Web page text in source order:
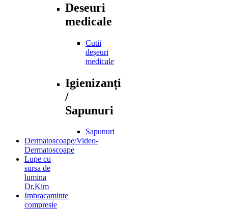
Deseuri
medicale
Cutii
deșeuri
medicale
Igienizanți
/
Sapunuri
Sapunuri
Dermatoscoape/Video-
Dermatoscoape
Lupe cu
sursa de
lumina
Dr.Kim
Imbracaminte
compresie